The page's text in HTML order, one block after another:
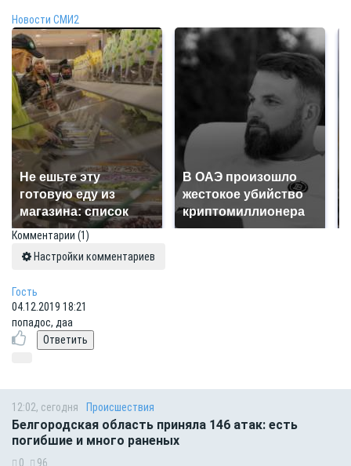
Новости СМИ2
Не ешьте эту
готовую еду из
магазина: список
В ОАЭ произошло
жестокое убийство
криптомиллионера
Комментарии (1)
Настройки комментариев
Гость
04.12.2019 18:21
попадос, даа
12:02, сегодня Происшествия
Белгородская область приняла 146 атак: есть
погибшие и много раненых
0 96